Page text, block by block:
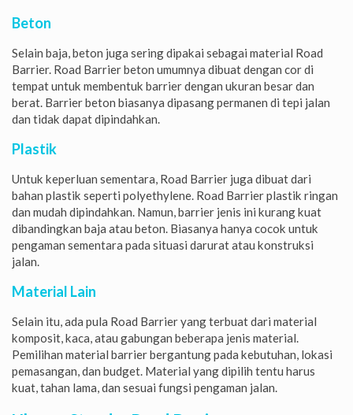
Beton
Selain baja, beton juga sering dipakai sebagai material Road
Barrier. Road Barrier beton umumnya dibuat dengan cor di
tempat untuk membentuk barrier dengan ukuran besar dan
berat. Barrier beton biasanya dipasang permanen di tepi jalan
dan tidak dapat dipindahkan.
Plastik
Untuk keperluan sementara, Road Barrier juga dibuat dari
bahan plastik seperti polyethylene. Road Barrier plastik ringan
dan mudah dipindahkan. Namun, barrier jenis ini kurang kuat
dibandingkan baja atau beton. Biasanya hanya cocok untuk
pengaman sementara pada situasi darurat atau konstruksi
jalan.
Material Lain
Selain itu, ada pula Road Barrier yang terbuat dari material
komposit, kaca, atau gabungan beberapa jenis material.
Pemilihan material barrier bergantung pada kebutuhan, lokasi
pemasangan, dan budget. Material yang dipilih tentu harus
kuat, tahan lama, dan sesuai fungsi pengaman jalan.